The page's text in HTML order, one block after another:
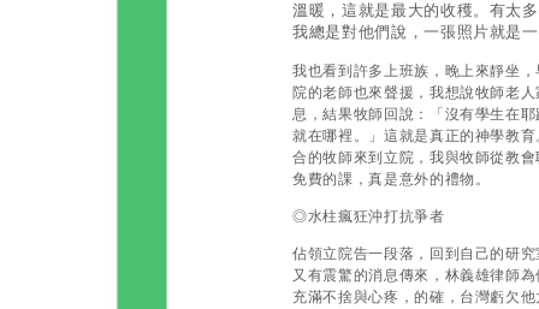
溫暖，這就是最大的收穫。有太
我總是對他們說，一張照片就
我也看到許多上班族，晚上來靜坐
院的老師也來聲援，我想說牧師老
息，結果牧師回說：「沒有學生在
就在哪裡。」這就是真正的神學教
合的牧師來到立院，我與牧師從教
免費的課，真是意外的禮物。
◎水柱瘋狂沖打抗爭者
佔領立院告一段落，回到自己的研
又有震驚的消息傳來，林義雄律師
充滿不捨與心疼，的確，台灣虧欠